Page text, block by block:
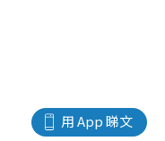
用 App 睇文